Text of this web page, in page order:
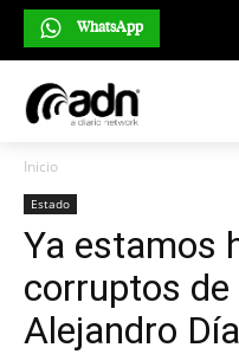
WhatsApp
Inicio
Estado
Ya estamos
corruptos de
Alejandro